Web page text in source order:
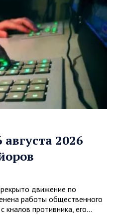
2026
движение по
работы общественного
кналов противника, его…